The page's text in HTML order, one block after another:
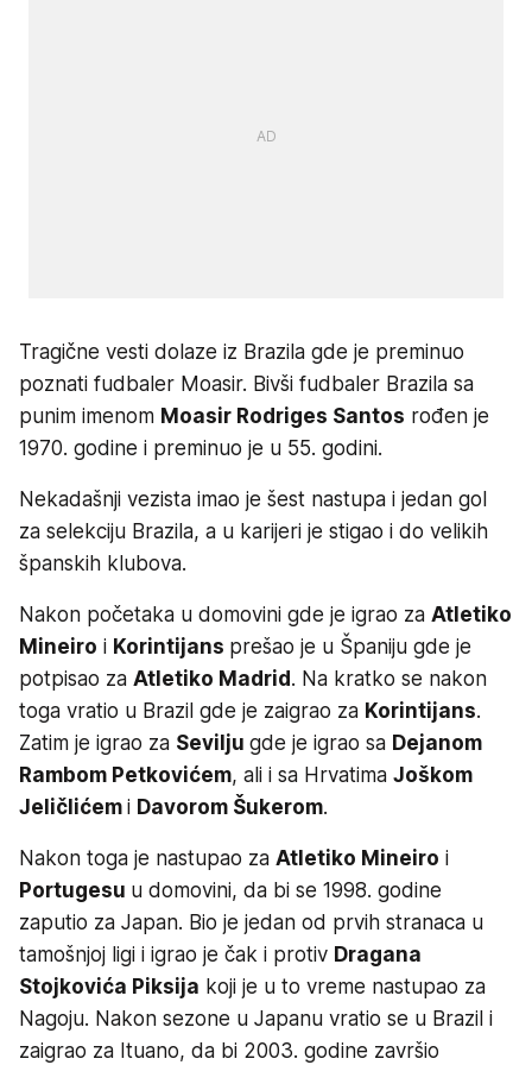
Tragične vesti dolaze iz Brazila gde je preminuo
poznati fudbaler Moasir. Bivši fudbaler Brazila sa
punim imenom Moasir Rodriges Santos rođen je
1970. godine i preminuo je u 55. godini.
Nekadašnji vezista imao je šest nastupa i jedan gol
za selekciju Brazila, a u karijeri je stigao i do velikih
španskih klubova.
Nakon početaka u domovini gde je igrao za Atletiko
Mineiro i Korintijans prešao je u Španiju gde je
potpisao za Atletiko Madrid. Na kratko se nakon
toga vratio u Brazil gde je zaigrao za Korintijans.
Zatim je igrao za Sevilju gde je igrao sa Dejanom
Rambom Petkovićem, ali i sa Hrvatima Joškom
Jeličlićem i Davorom Šukerom.
Nakon toga je nastupao za Atletiko Mineiro i
Portugesu u domovini, da bi se 1998. godine
zaputio za Japan. Bio je jedan od prvih stranaca u
tamošnjoj ligi i igrao je čak i protiv Dragana
Stojkovića Piksija koji je u to vreme nastupao za
Nagoju. Nakon sezone u Japanu vratio se u Brazil i
zaigrao za Ituano, da bi 2003. godine završio